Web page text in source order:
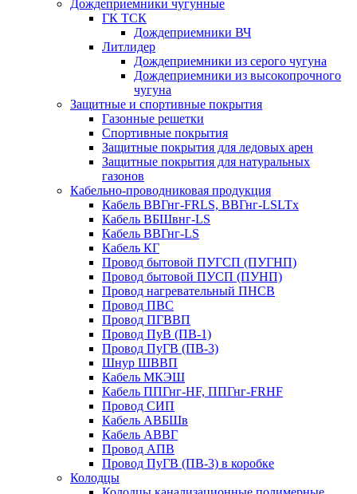
Дождеприемники чугунные
ГК ТСК
Дождеприемники ВЧ
Литлидер
Дождеприемники из серого чугуна
Дождеприемники из высокопрочного
чугуна
Защитные и спортивные покрытия
Газонные решетки
Спортивные покрытия
Защитные покрытия для ледовых арен
Защитные покрытия для натуральных
газонов
Кабельно-проводниковая продукция
Кабель ВВГнг-FRLS, ВВГнг-LSLTx
Кабель ВБШвнг-LS
Кабель ВВГнг-LS
Кабель КГ
Провод бытовой ПУГСП (ПУГНП)
Провод бытовой ПУСП (ПУНП)
Провод нагревательный ПНСВ
Провод ПВС
Провод ПГВВП
Провод ПуВ (ПВ-1)
Провод ПуГВ (ПВ-3)
Шнур ШВВП
Кабель МКЭШ
Кабель ППГнг-HF, ППГнг-FRHF
Провод СИП
Кабель АВБШв
Кабель АВВГ
Провод АПВ
Провод ПуГВ (ПВ-3) в коробке
Колодцы